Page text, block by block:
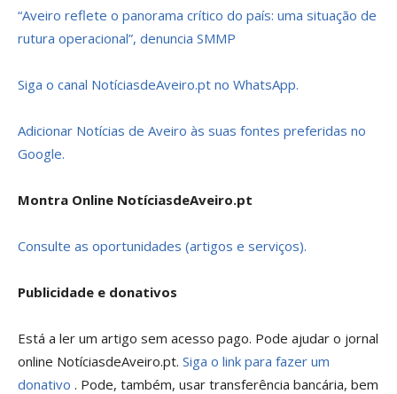
“Aveiro reflete o panorama crítico do país: uma situação de
rutura operacional”, denuncia SMMP
Siga o canal NotíciasdeAveiro.pt no WhatsApp.
Adicionar Notícias de Aveiro às suas fontes preferidas no
Google.
Montra Online NotíciasdeAveiro.pt
Consulte as oportunidades (artigos e serviços).
Publicidade e donativos
Está a ler um artigo sem acesso pago. Pode ajudar o jornal
online NotíciasdeAveiro.pt. Siga o link para fazer um
donativo . Pode, também, usar transferência bancária, bem